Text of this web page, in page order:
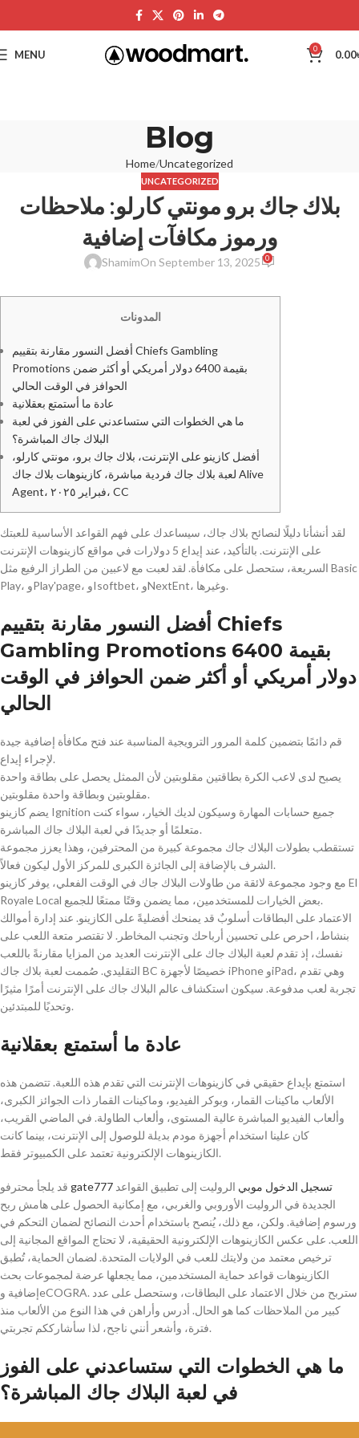
MENU 0 0.00
Blog
Home Uncategorized
UNCATEGORIZED
بلاك جاك برو مونتي كارلو: ملاحظات
ورموز مكافآت إضافية
ShamimOn September 13, 2025 0
المدونات
أفضل النسور مقارنة بتقييم Chiefs Gambling
Promotions بقيمة 6400 دولار أمريكي أو أكثر ضمن
الحوافز في الوقت الحالي
عادة ما أستمتع بعقلانية
ما هي الخطوات التي ستساعدني على الفوز في لعبة
البلاك جاك المباشرة؟
أفضل كازينو على الإنترنت، بلاك جاك برو، مونتي كارلو،
لعبة بلاك جاك فردية مباشرة، كازينوهات بلاك جاك Alive
Agent، فبراير ٢٠٢٥، CC
لقد أنشأنا دليلًا لنصائح بلاك جاك، سيساعدك على فهم القواعد الأساسية للعبتك
على الإنترنت. بالتأكيد، عند إيداع 5 دولارات في مواقع كازينوهات الإنترنت
السريعة، ستحصل على مكافأة. لقد لعبت مع لاعبين من الطراز الرفيع مثل Basic
Play، وPlay'page، وIsoftbet، وNextEnt، وغيرها.
أفضل النسور مقارنة بتقييم Chiefs
Gambling Promotions بقيمة 6400
دولار أمريكي أو أكثر ضمن الحوافز في الوقت
الحالي
قم دائمًا بتضمين كلمة المرور الترويجية المناسبة عند فتح مكافأة إضافية جيدة
لإجراء إيداع.
يصبح لدى لاعب الكرة بطاقتين مقلوبتين لأن الممثل يحصل على بطاقة واحدة
مقلوبتين وبطاقة واحدة مقلوبتين.
يضم كازينو Ignition جميع حسابات المهارة وسيكون لديك الخيار، سواء كنت
متعلمًا أو جديدًا في لعبة البلاك جاك المباشرة.
تستقطب بطولات البلاك جاك مجموعة كبيرة من المحترفين، وهذا يعزز مجموعة
الشرف بالإضافة إلى الجائزة الكبرى للمركز الأول ليكون فعالاً.
مع وجود مجموعة لائقة من طاولات البلاك جاك في الوقت الفعلي، يوفر كازينو El
Royale Local بعض الخيارات للمستخدمين، مما يضمن وقتًا ممتعًا للجميع.
الاعتماد على البطاقات أسلوبٌ قد يمنحك أفضليةً على الكازينو. عند إدارة أموالك
بنشاط، احرص على تحسين أرباحك وتجنب المخاطر. لا تقتصر متعة اللعب على
نفسك، إذ تقدم لعبة البلاك جاك على الإنترنت العديد من المزايا مقارنةً باللعب
التقليدي. صُممت لعبة بلاك جاك BC خصيصًا لأجهزة iPhone وiPad، وهي تقدم
تجربة لعب مدفوعة. سيكون استكشاف عالم البلاك جاك على الإنترنت أمرًا مثيرًا
وتحديًا للمبتدئين.
عادة ما أستمتع بعقلانية
استمتع بإيداع حقيقي في كازينوهات الإنترنت التي تقدم هذه اللعبة. تتضمن هذه
الألعاب ماكينات القمار، وبوكر الفيديو، وماكينات القمار ذات الجوائز الكبرى،
وألعاب الفيديو المباشرة عالية المستوى، وألعاب الطاولة. في الماضي القريب،
كان علينا استخدام أجهزة مودم بديلة للوصول إلى الإنترنت، بينما كانت
الكازينوهات الإلكترونية تعتمد على الكمبيوتر فقط.
gate777 تسجيل الدخول موبي الروليت إلى تطبيق القواعد
الجديدة في الروليت الأوروبي والغربي، مع إمكانية الحصول على هامش ربح
ورسوم إضافية. ولكن، مع ذلك، يُنصح باستخدام أحدث النصائح لضمان التحكم في
اللعب. على عكس الكازينوهات الإلكترونية الحقيقية، لا تحتاج المواقع المجانية إلى
ترخيص معتمد من ولايتك للعب في الولايات المتحدة. لضمان الحماية، تُطبق
الكازينوهات قواعد حماية المستخدمين، مما يجعلها عرضة لمجموعات بحث
إضافية وeCOGRA. ستربح من خلال الاعتماد على البطاقات، وستحصل على عدد
كبير من الملاحظات كما هو الحال. أدرس وأراهن في هذا النوع من الألعاب منذ
فترة، وأشعر أنني ناجح، لذا سأشارككم تجربتي.
ما هي الخطوات التي ستساعدني على الفوز
في لعبة البلاك جاك المباشرة؟